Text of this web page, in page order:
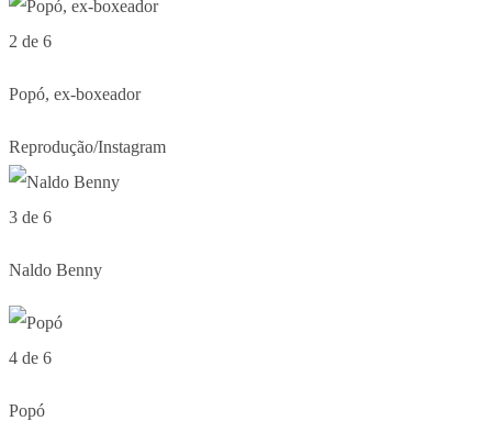
2 de 6
Popó, ex-boxeador
Reprodução/Instagram
3 de 6
Naldo Benny
4 de 6
Popó